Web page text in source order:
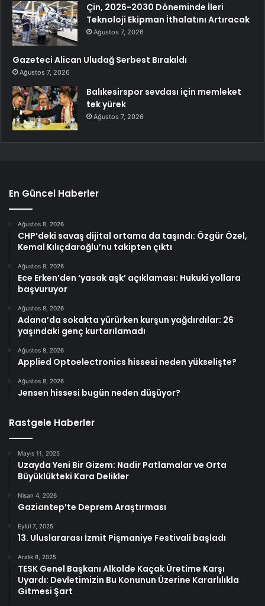
Çin, 2026-2030 Döneminde İleri
Teknoloji Ekipman İthalatını Artıracak
Ağustos 7, 2026
Gazeteci Alican Uludağ Serbest Bırakıldı
Ağustos 7, 2026
Balıkesirspor sevdası için memleket
tek yürek
Ağustos 7, 2026
En Güncel Haberler
Ağustos 8, 2026
CHP’deki savaş dijital ortama da taşındı: Özgür Özel,
Kemal Kılıçdaroğlu’nu takipten çıktı
Ağustos 8, 2026
Ece Erken’den ‘yasak aşk’ açıklaması: Hukuki yollara
başvuruyor
Ağustos 8, 2026
Adana’da sokakta yürürken kurşun yağdırdılar: 26
yaşındaki genç kurtarılamadı
Ağustos 8, 2026
Applied Optoelectronics hissesi neden yükselişte?
Ağustos 8, 2026
Jensen hissesi bugün neden düşüyor?
Rastgele Haberler
Mayıs 11, 2025
Uzayda Yeni Bir Gizem: Nadir Patlamalar ve Orta
Büyüklükteki Kara Delikler
Nisan 4, 2026
Gaziantep’te Deprem Araştırması
Eylül 7, 2025
13. Uluslararası İzmit Pişmaniye Festivali başladı
Aralık 8, 2025
TESK Genel Başkanı Alkolde Kaçak Üretime Karşı
Uyardı: Devletimizin Bu Konunun Üzerine Kararlılıkla
Gitmesi Şart